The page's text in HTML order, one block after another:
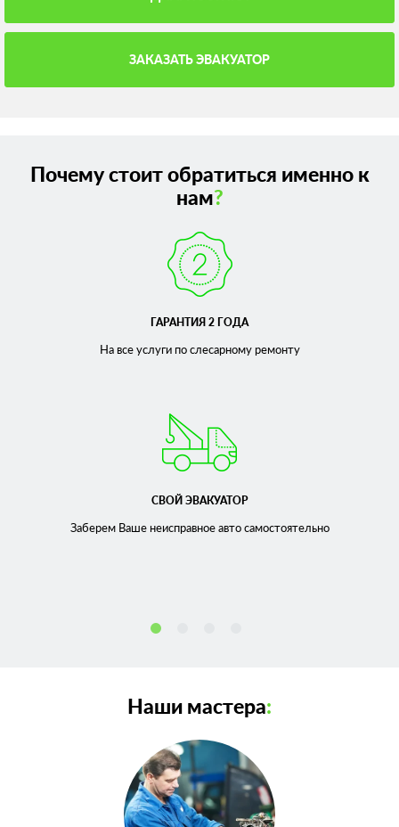
ЗАКАЗАТЬ ЭВАКУАТОР
Почему стоит обратиться именно к
нам?
ГАРАНТИЯ 2 ГОДА
На все услуги по слесарномуремонту
СВОЙ ЭВАКУАТОР
Заберем Ваше неисправноеавто самостоятельно
Наши мастера: